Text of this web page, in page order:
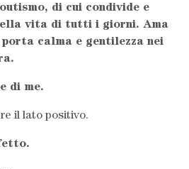
di cui condivide e
vita di tutti i giorni. Ama
calma e gentilezza nei
di me.
il lato positivo.